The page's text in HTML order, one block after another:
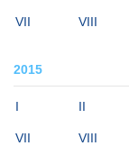
VII VIII
2015
I II
VII VIII